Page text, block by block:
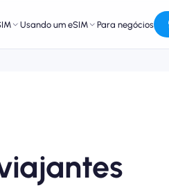
Usando um eSIM Para negócios